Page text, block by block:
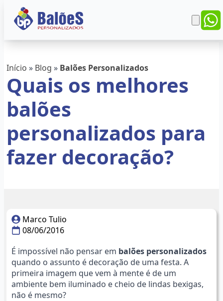
Início » Blog » Balões Personalizados
Quais os melhores
balões
personalizados para
fazer decoração?
Marco Tulio
08/06/2016
É impossível não pensar em balões personalizados
quando o assunto é decoração de uma festa. A
primeira imagem que vem à mente é de um
ambiente bem iluminado e cheio de lindas bexigas,
não é mesmo?